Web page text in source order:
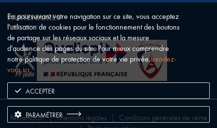
PARTENAIRES
Réclamation | Mentions légales
Conditions générales de vente
En poursuivant votre navigation sur ce site, vous acceptez
l'utilisation de cookies pour le fonctionnement des boutons
de partage sur les réseaux sociaux et la mesure
d'audience des pages du site. Pour mieux comprendre
notre politique de protection de votre vie privée,rendez-
vous ici.
ACCEPTER
PARAMÉTRER